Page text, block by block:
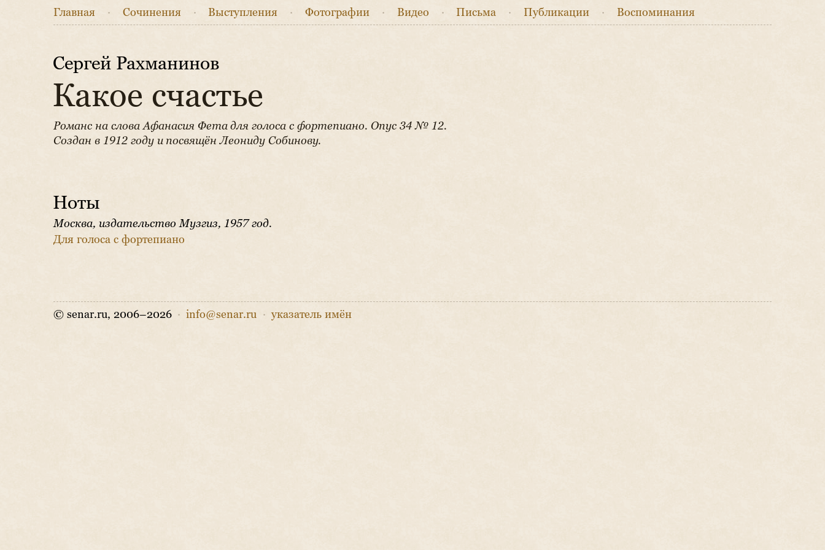
Главная · Сочинения · Выступления · Фотографии · Видео · Письма · Публикации · Воспоминания
Сергей Рахманинов
Какое счастье
Романс на слова Афанасия Фета для голоса с фортепиано. Опус 34 № 12.
Создан в 1912 году и посвящён Леониду Собинову.
Ноты
Москва, издательство Музгиз, 1957 год.
Для голоса с фортепиано
© senar.ru, 2006–2026 · info@senar.ru · указатель имён